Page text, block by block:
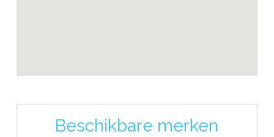
Beschikbare merken